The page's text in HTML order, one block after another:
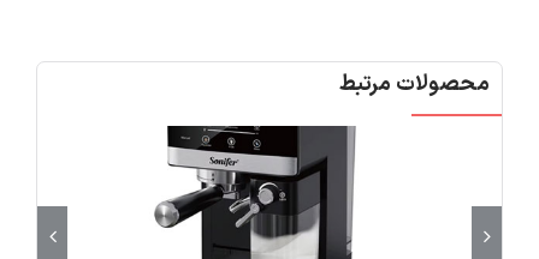
محصولات مرتبط